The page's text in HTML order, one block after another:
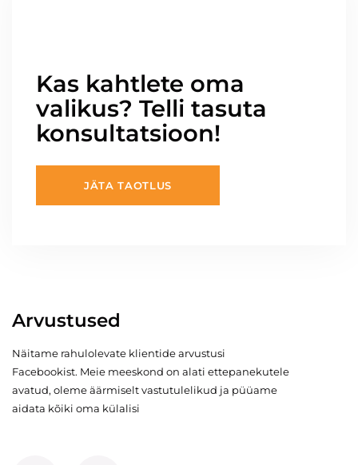
Kas kahtlete oma
valikus? Telli tasuta
konsultatsioon!
JÄTA TAOTLUS
Arvustused
Näitame rahulolevate klientide arvustusi
Facebookist. Meie meeskond on alati ettepanekutele
avatud, oleme äärmiselt vastutulelikud ja püüame
aidata kõiki oma külalisi